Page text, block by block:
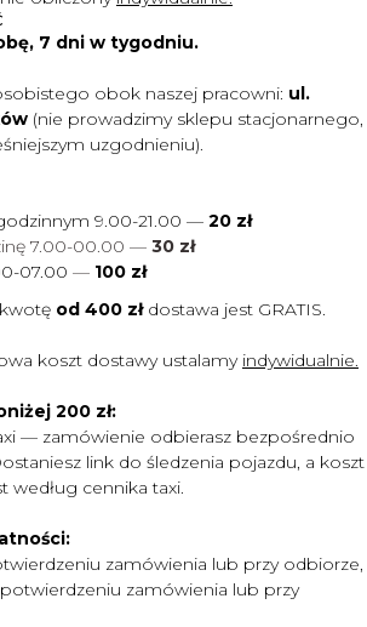
7 dni w tygodniu.
obok naszej pracowni: ul.
(nie prowadzimy sklepu stacjonarnego,
uzgodnieniu).
9.00-21.00 — 20 zł
7.00-00.00 — 30 zł
07.00 — 100 zł
od 400 zł dostawa jest GRATIS.
koszt dostawy ustalamy indywidualnie.
200 zł:
— zamówienie odbierasz bezpośrednio
link do śledzenia pojazdu, a koszt
według cennika taxi.
zamówienia lub przy odbiorze,
zamówienia lub przy